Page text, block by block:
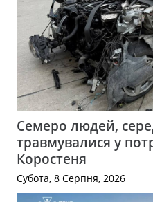
Семеро людей,
травмувалися у
Коростеня
Субота, 8 Серпня, 2026